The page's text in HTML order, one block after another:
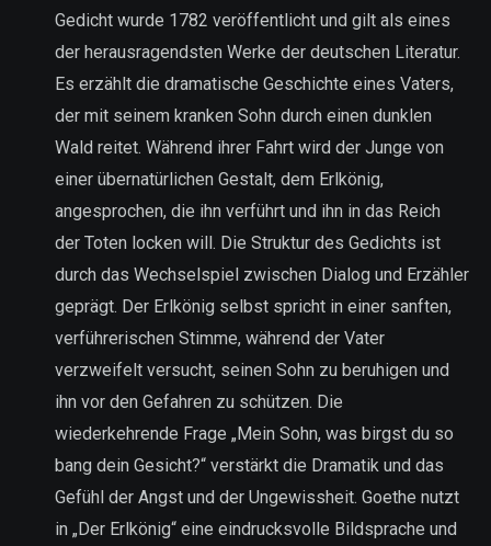
Gedicht wurde 1782 veröffentlicht und gilt als eines
der herausragendsten Werke der deutschen Literatur.
Es erzählt die dramatische Geschichte eines Vaters,
der mit seinem kranken Sohn durch einen dunklen
Wald reitet. Während ihrer Fahrt wird der Junge von
einer übernatürlichen Gestalt, dem Erlkönig,
angesprochen, die ihn verführt und ihn in das Reich
der Toten locken will. Die Struktur des Gedichts ist
durch das Wechselspiel zwischen Dialog und Erzähler
geprägt. Der Erlkönig selbst spricht in einer sanften,
verführerischen Stimme, während der Vater
verzweifelt versucht, seinen Sohn zu beruhigen und
ihn vor den Gefahren zu schützen. Die
wiederkehrende Frage „Mein Sohn, was birgst du so
bang dein Gesicht?“ verstärkt die Dramatik und das
Gefühl der Angst und der Ungewissheit. Goethe nutzt
in „Der Erlkönig“ eine eindrucksvolle Bildsprache und